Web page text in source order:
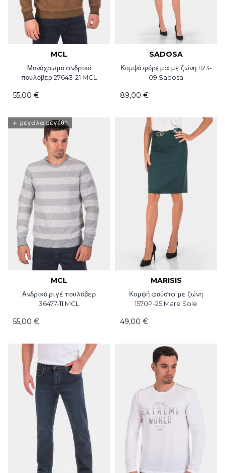
MCL
Μονόχρωμο ανδρικό
πουλόβερ 27643-21 MCL
55,00 €
SADOSA
Κομψό φόρεμα με ζώνη 1123-
09 Sadosa
89,00 €
+ μεγάλα μεγέθη
MCL
Ανδρικό ριγέ πουλόβερ
36477-11 MCL
55,00 €
MARISIS
Κομψή φούστα με ζώνη
1570P-25 Mare Sole
49,00 €